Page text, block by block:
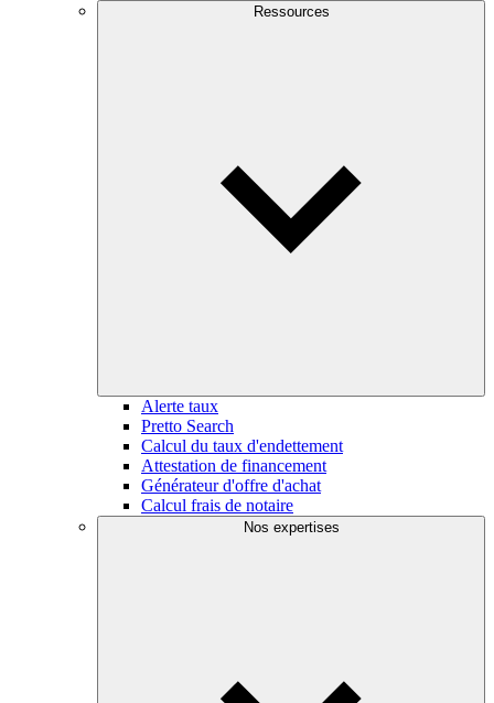
Ressources
Alerte taux
Pretto Search
Calcul du taux d'endettement
Attestation de financement
Générateur d'offre d'achat
Calcul frais de notaire
Nos expertises